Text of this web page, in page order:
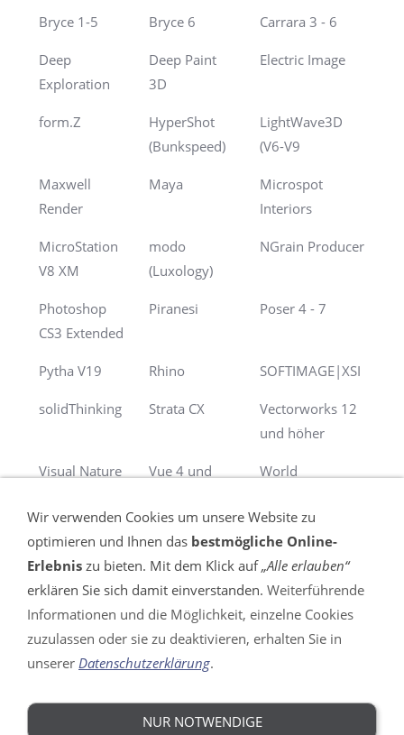
Bryce 1-5 Bryce 6 Carrara 3 - 6
Deep
Exploration
Deep Paint
3D
Electric Image
form.Z
HyperShot
(Bunkspeed)
LightWave3D
(V6-V9
Maxwell
Render
Maya
Microspot
Interiors
MicroStation
V8 XM
modo
(Luxology)
NGrain Producer
Photoshop
CS3 Extended
Piranesi Poser 4 - 7
Pytha V19 Rhino SOFTIMAGE|XSI
solidThinking Strata CX
Vectorworks 12
und höher
Visual Nature
Vue 4 und
World
VERTRAG WIDERRUFEN
Impressum
Wir verwenden Cookies um unsere Website zu
optimieren und Ihnen das bestmögliche Online-
Erlebnis zu bieten. Mit dem Klick auf„Alle erlauben“
erklären Sie sich damit einverstanden. Weiterführende
Informationen und die Möglichkeit, einzelne Cookies
zuzulassen oder sie zu deaktivieren, erhalten Sie in
unserer Datenschutzerklärung.
NUR NOTWENDIGE